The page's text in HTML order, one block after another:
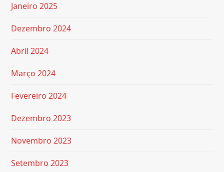
Janeiro 2025
Dezembro 2024
Abril 2024
Março 2024
Fevereiro 2024
Dezembro 2023
Novembro 2023
Setembro 2023